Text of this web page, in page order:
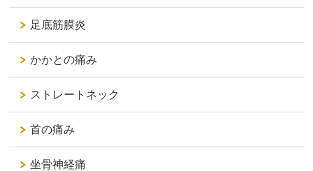
足底筋膜炎
かかとの痛み
ストレートネック
首の痛み
坐骨神経痛